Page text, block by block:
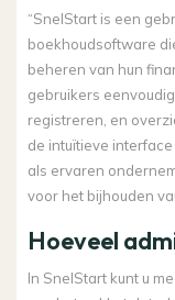
“SnelStart is een
boekhoudsoftware
beheren van hun
gebruikers
registreren, en
de intuïtieve
als ervaren
voor het bijhouden
Hoeveel
In SnelStart kunt u